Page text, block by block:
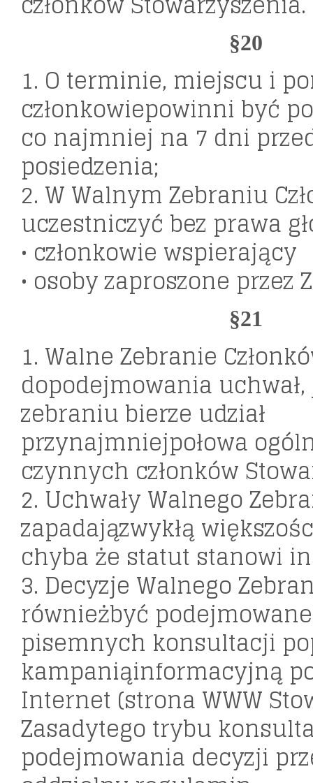
§20
1. O terminie, miejscu i
członkowiepowinni być
co najmniej na 7 dni
posiedzenia;
2. W Walnym Zebraniu
uczestniczyć bez prawa
• członkowie wspierający
• osoby zaproszone przez
§21
1. Walne Zebranie
dopodejmowania
zebraniu bierze udział
przynajmniejpołowa
czynnych członków
2. Uchwały Walnego
zapadajązwykłą
chyba że statut stanowi
3. Decyzje Walnego
równieżbyć
pisemnych konsultacji
kampaniąinformacyjną
Internet (strona WWW
Zasadytego trybu
podejmowania decyzji